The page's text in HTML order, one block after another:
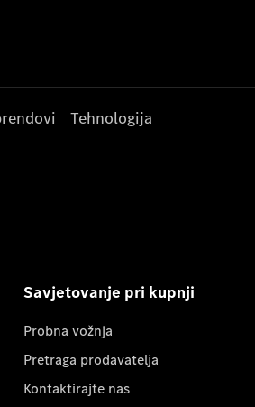
Tehnologija
Savjetovanje pri kupnji
Probna vožnja
Pretraga prodavatelja
Kontaktirajte nas